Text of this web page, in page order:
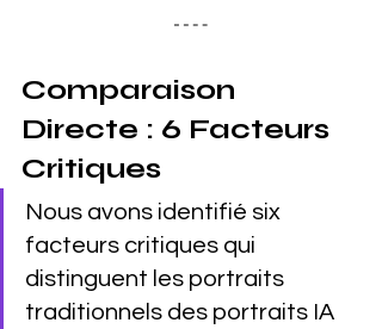
Comparaison
Directe : 6 Facteurs
Critiques
Nous avons identifié six
facteurs critiques qui
distinguent les portraits
traditionnels des portraits IA